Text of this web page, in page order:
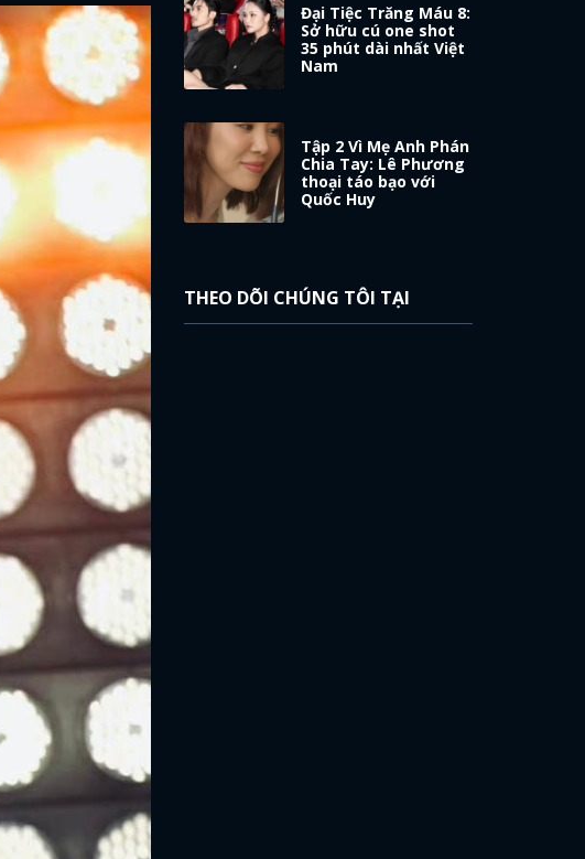
Đại Tiệc Trăng Máu 8:
Sở hữu cú one shot
35 phút dài nhất Việt
Nam
Tập 2 Vì Mẹ Anh Phán
Chia Tay: Lê Phương
thoại táo bạo với
Quốc Huy
THEO DÕI CHÚNG TÔI TẠI